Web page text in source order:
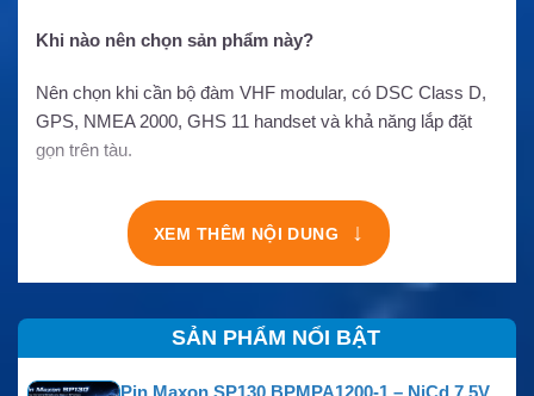
Khi nào nên chọn sản phẩm này?
Nên chọn khi cần bộ đàm VHF modular, có DSC Class D,
GPS, NMEA 2000, GHS 11 handset và khả năng lắp đặt
gọn trên tàu.
XEM THÊM NỘI DUNG ↓
SẢN PHẨM NỔI BẬT